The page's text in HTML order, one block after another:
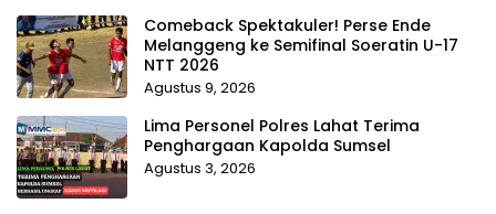
Comeback Spektakuler! Perse Ende
Melanggeng ke Semifinal Soeratin U-17
NTT 2026
Agustus 9, 2026
Lima Personel Polres Lahat Terima
Penghargaan Kapolda Sumsel
Agustus 3, 2026